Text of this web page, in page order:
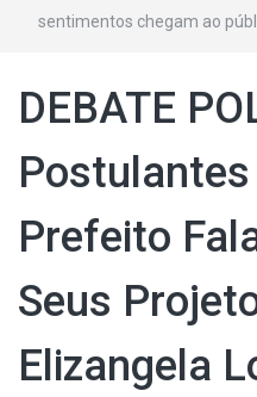
sentimentos chegam ao
DEBATE
Prefeito
Seus
Elizangela